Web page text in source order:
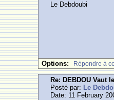
Le Debdoubi
Options: Rèpondre à
Re: DEBDOU Vaut
Posté par: Le
Date: 11 February